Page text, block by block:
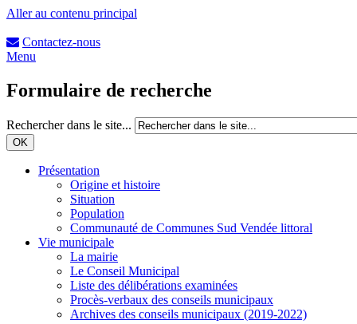
Aller au contenu principal
Contactez-nous
Menu
Formulaire de recherche
Rechercher dans le site...
Présentation
Origine et histoire
Situation
Population
Communauté de Communes Sud Vendée littoral
Vie municipale
La mairie
Le Conseil Municipal
Liste des délibérations examinées
Procès-verbaux des conseils municipaux
Archives des conseils municipaux (2019-2022)